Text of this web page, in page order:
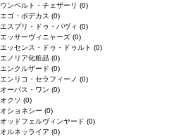
ウンベルト・チェザーリ (0)
エゴ・ボデカス (0)
エスプリ・ドゥ・パヴィ (0)
エッサーヴィニャーズ (0)
エッセンス・ドゥ・ドゥルト (0)
エノリア化粧品 (0)
エンクルザード (0)
エンリコ・セラフィーノ (0)
オーパス・ワン (0)
オクソ (0)
オショネシー (0)
オッドフェルヴィンヤード (0)
オルネッライア (0)